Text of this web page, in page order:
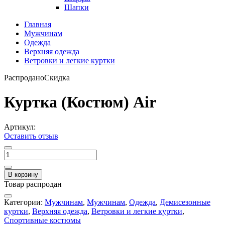
Шапки
Главная
Мужчинам
Одежда
Верхняя одежда
Ветровки и легкие куртки
РаспроданоСкидка
Куртка (Костюм) Air
Артикул:
Оставить отзыв
В корзину
Товар распродан
Категории: Мужчинам, Мужчинам, Одежда, Демисезонные
куртки, Верхняя одежда, Ветровки и легкие куртки,
Спортивные костюмы